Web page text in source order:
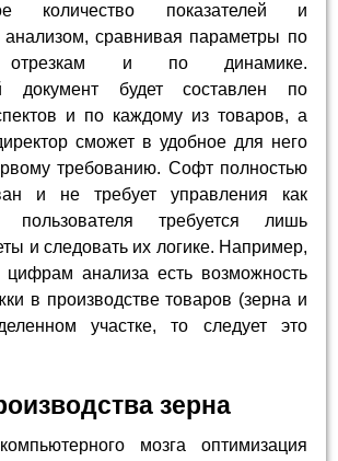
количество показателей и
анализом, сравнивая параметры по
отрезкам и по динамике.
документ будет составлен по
и по каждому из товаров, а
сможет в удобное для него
требованию. Софт полностью
и не требует управления как
пользователя требуется лишь
и следовать их логике. Например,
цифрам анализа есть возможность
в производстве товаров (зерна и
участке, то следует это
зерна
мозга оптимизация